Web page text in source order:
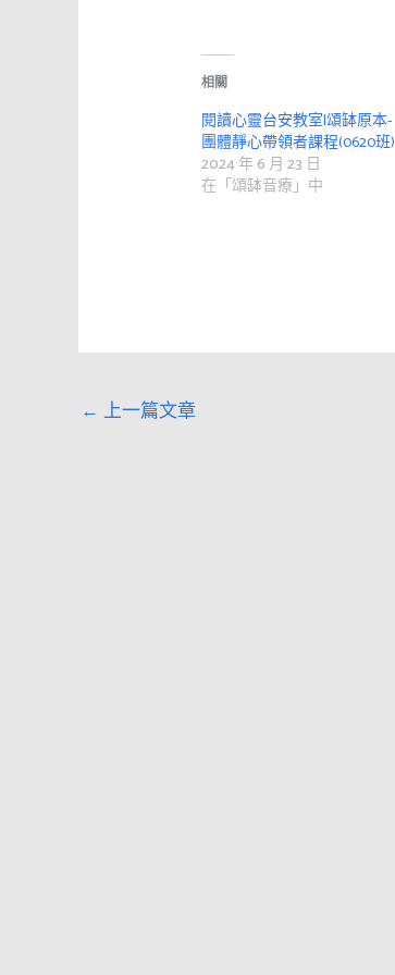
相關
閱讀心靈台安教室|頌缽原本-
團體靜心帶領者課程(0620班)
2024 年 6 月 23 日
在「頌缽音療」中
← 上一篇文章